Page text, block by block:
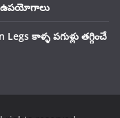
ఉపయోగాలు
కాళ్ళ పగుళ్లు తగ్గించే